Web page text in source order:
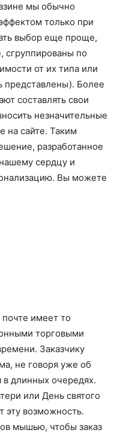
мы обычно
только при
выбор еще проще,
сгруппированы по
от их типа или
представлены). Более
составлять свои
незначительные
на сайте. Таким
разработанное
сердцу и
Вы можете
имеет то
торговыми
Заказчику
не говоря уже об
длинных очередях.
или День святого
эту возможность.
мышью, чтобы заказ